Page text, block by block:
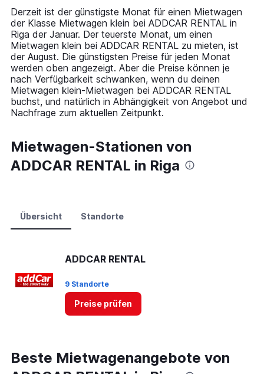
14
categories.
The
chart
has
1
Y
axis
displaying
values.
Range:
to
75.
Derzeit ist der günstigste Monat für einen Mietwagen
der Klasse Mietwagen klein bei ADDCAR RENTAL in
Riga der Januar. Der teuerste Monat, um einen
Mietwagen klein bei ADDCAR RENTAL zu mieten, ist
der August. Die günstigsten Preise für jeden Monat
werden oben angezeigt. Aber die Preise können je
nach Verfügbarkeit schwanken, wenn du deinen
Mietwagen klein-Mietwagen bei ADDCAR RENTAL
buchst, und natürlich in Abhängigkeit von Angebot und
Nachfrage zum aktuellen Zeitpunkt.
Mietwagen-Stationen von
ADDCAR RENTAL in Riga
Übersicht Standorte
ADDCAR RENTAL
9 Standorte
Preise prüfen
Beste Mietwagenangebote von